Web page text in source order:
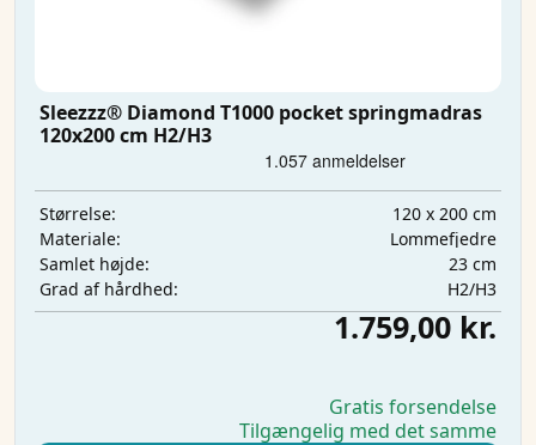
Sleezzz® Diamond T1000 pocket springmadras
120x200 cm H2/H3
Størrelse:
120 x 200 cm
Materiale:
Lommefjedre
Samlet højde:
23 cm
Grad af hårdhed:
H2/H3
1.759,00 kr.
Gratis forsendelse
Tilgængelig med det samme